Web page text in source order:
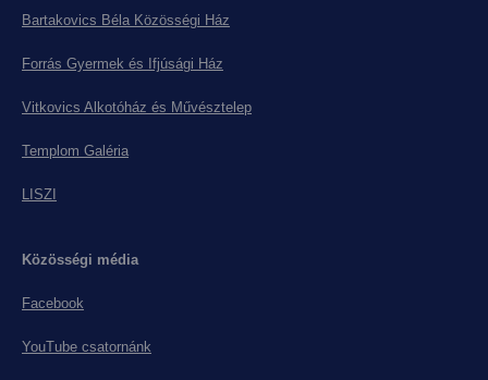
Bartakovics Béla Közösségi Ház
Forrás Gyermek és Ifjúsági Ház
Vitkovics Alkotóház és Művésztelep
Templom Galéria
LISZI
Közösségi média
Facebook
YouTube csatornánk